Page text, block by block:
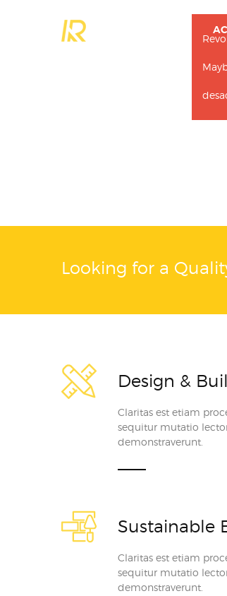
Looking for a
Design &
Claritas est etiam
sequitur mutatio
demonstraverunt.
Sustainable
Claritas est etiam
sequitur mutatio
demonstraverunt.